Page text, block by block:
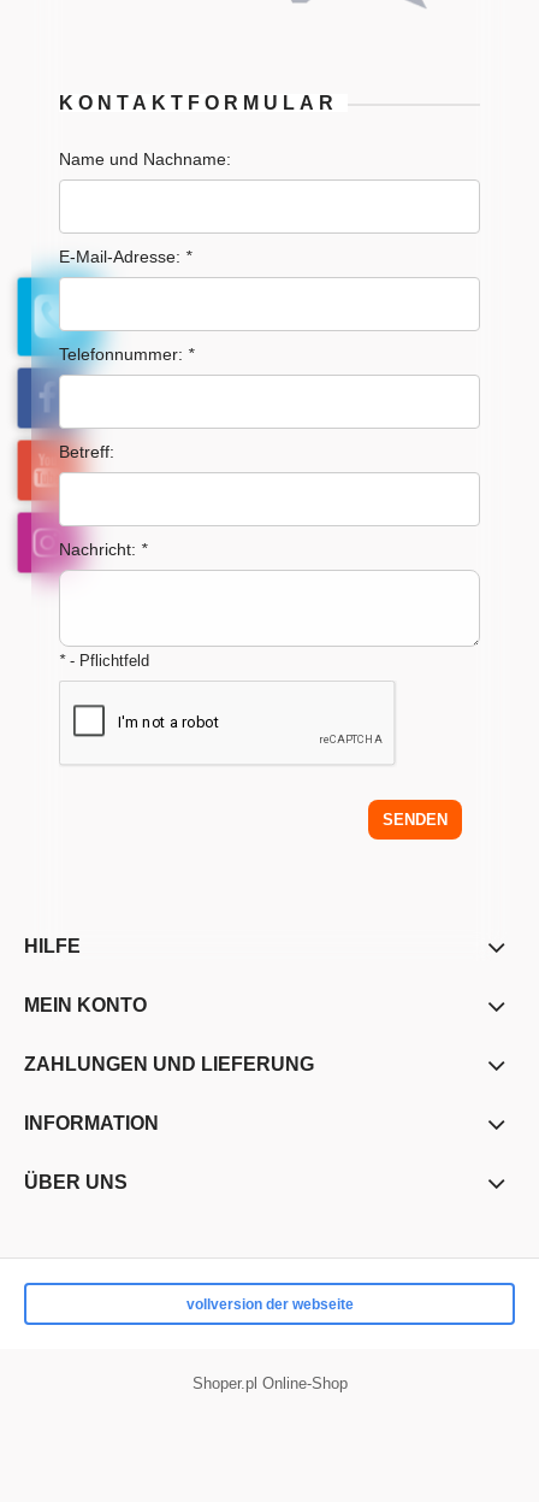
KONTAKTFORMULAR
Name und Nachname:
E-Mail-Adresse: *
Telefonnummer: *
Betreff:
Nachricht: *
*- Pflichtfeld
SENDEN
HILFE
MEIN KONTO
ZAHLUNGEN UND LIEFERUNG
INFORMATION
ÜBER UNS
vollversion der webseite
Shoper.pl Online-Shop